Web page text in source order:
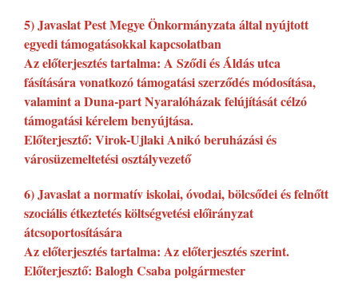
5) Javaslat Pest Megye Önkormányzata által nyújtott
egyedi támogatásokkal kapcsolatban
Az előterjesztés tartalma: A Sződi és Áldás utca
fásítására vonatkozó támogatási szerződés módosítása,
valamint a Duna-part Nyaralóházak felújítását célzó
támogatási kérelem benyújtása.
Előterjesztő: Virok-Ujlaki Anikó beruházási és
városüzemeltetési osztályvezető
6) Javaslat a normatív iskolai, óvodai, bölcsődei és felnőtt
szociális étkeztetés költségvetési előirányzat
átcsoportosítására
Az előterjesztés tartalma: Az előterjesztés szerint.
Előterjesztő: Balogh Csaba polgármester